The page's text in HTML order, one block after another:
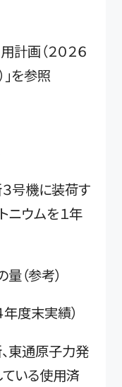
画（２０２６
を参照
機に装荷す
ニウムを１年
（参考）
度末実績）
通原子力発
いる使用済